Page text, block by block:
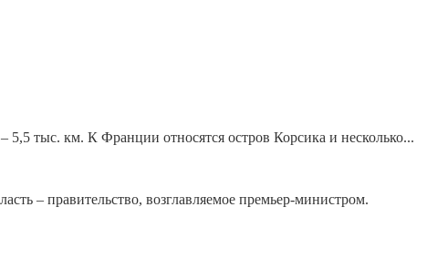
тыс. км. К Франции относятся остров Корсика и несколько...
– правительство, возглавляемое премьер-министром.